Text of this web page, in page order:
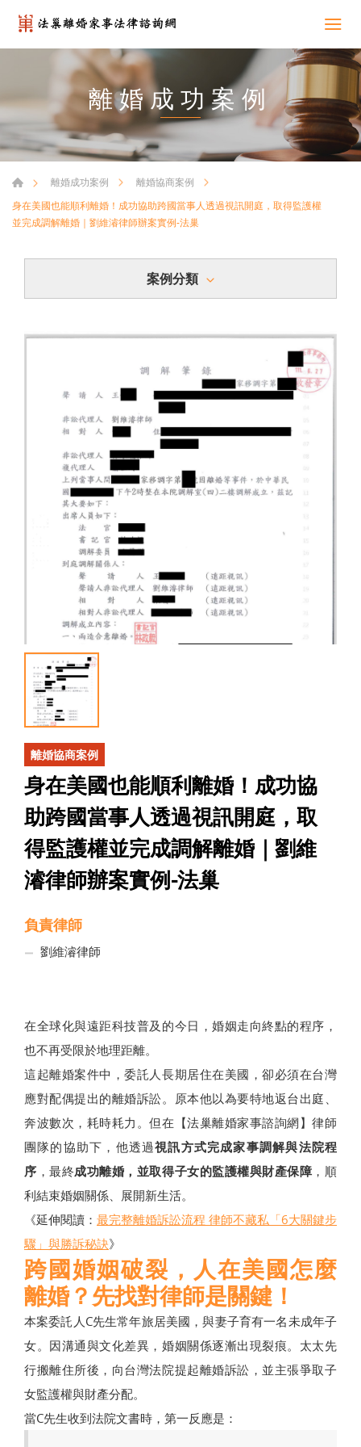
離婚成功案例
離婚成功案例
離婚協商案例
身在美國也能順利離婚！成功協助跨國當事人透過視訊開庭，取得監護權
並完成調解離婚｜劉維濬律師辦案實例-法巢
案例分類
離婚協商案例
身在美國也能順利離婚！成功協
助跨國當事人透過視訊開庭，取
得監護權並完成調解離婚｜劉維
濬律師辦案實例-法巢
負責律師
劉維濬律師
在全球化與遠距科技普及的今日，婚姻走向終點的程序，
也不再受限於地理距離。
這起離婚案件中，委託人長期居住在美國，卻必須在台灣
應對配偶提出的離婚訴訟。原本他以為要特地返台出庭、
奔波數次，耗時耗力。但在【法巢離婚家事諮詢網】律師
團隊的協助下，他透過視訊方式完成家事調解與法院程
序 ，最終成功離婚，並取得子女的監護權與財產保障 ，順
利結束婚姻關係、展開新生活。
《延伸閱讀： 最完整離婚訴訟流程 律師不藏私「6大關鍵步
驟」與勝訴秘訣》
跨國婚姻破裂，人在美國怎麼
離婚？先找對律師是關鍵！
本案委託人C先生常年旅居美國，與妻子育有一名未成年子
女。因溝通與文化差異，婚姻關係逐漸出現裂痕。太太先
行搬離住所後，向台灣法院提起離婚訴訟，並主張爭取子
女監護權與財產分配。
當C先生收到法院文書時，第一反應是：